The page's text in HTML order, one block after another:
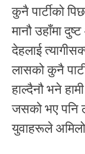
कुनै पार्टीको
मानौ उहाँमा
देहलाई
लासको कुनै
हाल्दैनौ भने
जसको भए पनि
युवाहरूले